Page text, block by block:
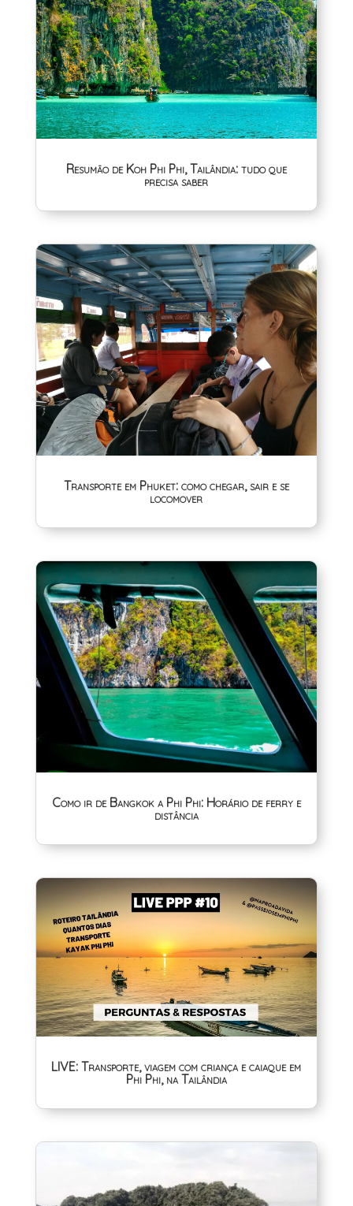
Resumão de Koh Phi Phi, Tailândia: tudo que
precisa saber
Transporte em Phuket: como chegar, sair e se
locomover
Como ir de Bangkok a Phi Phi: Horário de ferry e
distância
LIVE: Transporte, viagem com criança e caiaque em
Phi Phi, na Tailândia